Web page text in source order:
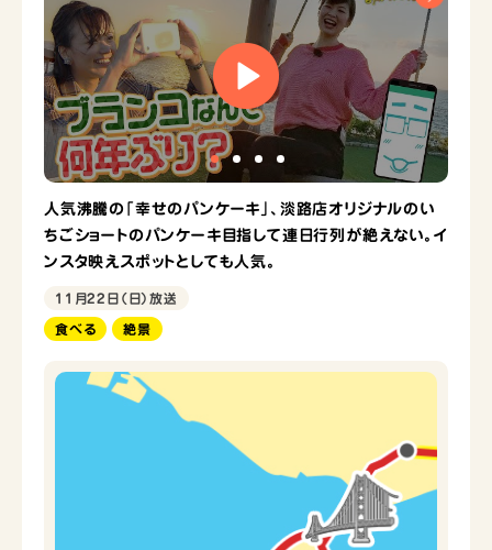
人気沸騰の「幸せのパンケーキ」、淡路店オリジナルのい
ちごショートのパンケーキ目指して連日行列が絶えない。イ
ンスタ映えスポットとしても人気。
11月22日（日）放送
食べる 絶景